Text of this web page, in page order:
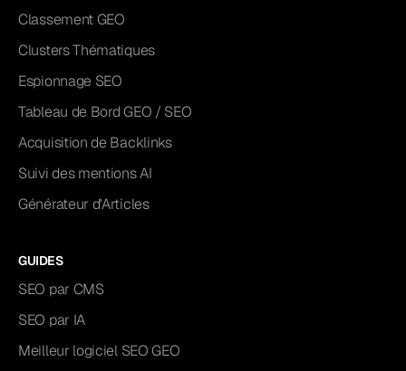
Classement GEO
Clusters Thématiques
Espionnage SEO
Tableau de Bord GEO / SEO
Acquisition de Backlinks
Suivi des mentions AI
Générateur d'Articles
GUIDES
SEO par CMS
SEO par IA
Meilleur logiciel SEO GEO